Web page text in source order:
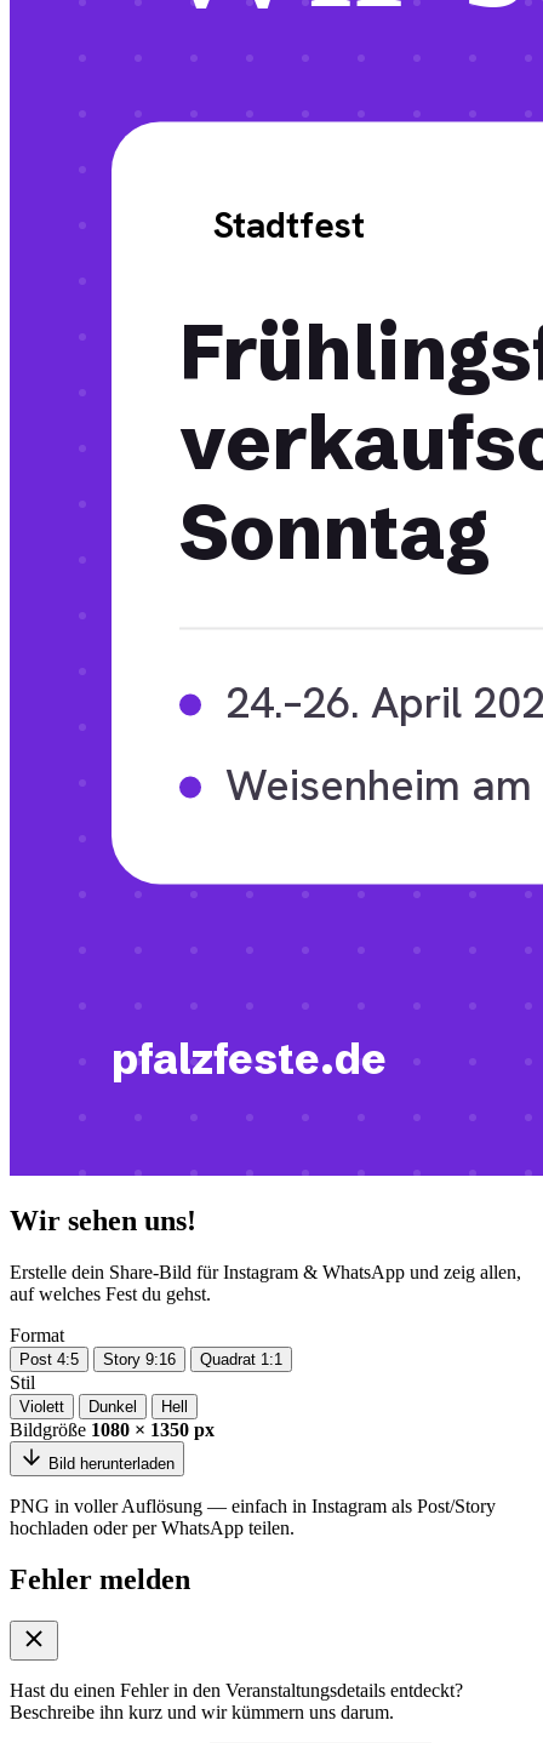
Wir sehen uns!
Erstelle dein Share-Bild für Instagram & WhatsApp und zeig allen,
auf welches Fest du gehst.
Format
Post 4:5 Story 9:16 Quadrat 1:1
Stil
Violett Dunkel Hell
Bildgröße 1080 × 1350 px
Bild herunterladen
PNG in voller Auflösung — einfach in Instagram als Post/Story
hochladen oder per WhatsApp teilen.
Fehler melden
Hast du einen Fehler in den Veranstaltungsdetails entdeckt?
Beschreibe ihn kurz und wir kümmern uns darum.